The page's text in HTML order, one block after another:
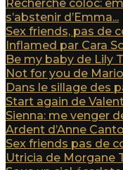
Recherche coloc:
s’abstenir d’Emma...
Sex friends, pas de
Inflamed par Cara
Be my baby de Lily
Not for you de
Dans le sillage des
Start again de
Sienna: me venger
Ardent d’Anne
Sex friends pas de
Utricia de Morgane